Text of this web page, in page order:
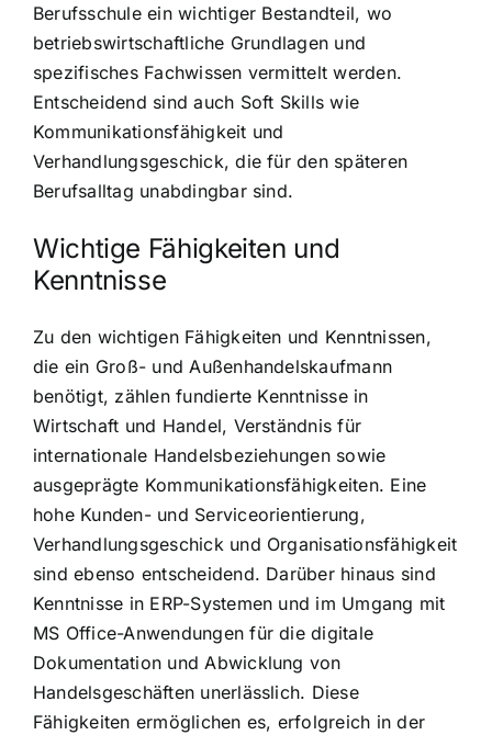
Berufsschule ein wichtiger Bestandteil, wo
betriebswirtschaftliche Grundlagen und
spezifisches Fachwissen vermittelt werden.
Entscheidend sind auch Soft Skills wie
Kommunikationsfähigkeit und
Verhandlungsgeschick, die für den späteren
Berufsalltag unabdingbar sind.
Wichtige Fähigkeiten und
Kenntnisse
Zu den wichtigen Fähigkeiten und Kenntnissen,
die ein Groß- und Außenhandelskaufmann
benötigt, zählen fundierte Kenntnisse in
Wirtschaft und Handel, Verständnis für
internationale Handelsbeziehungen sowie
ausgeprägte Kommunikationsfähigkeiten. Eine
hohe Kunden- und Serviceorientierung,
Verhandlungsgeschick und Organisationsfähigkeit
sind ebenso entscheidend. Darüber hinaus sind
Kenntnisse in ERP-Systemen und im Umgang mit
MS Office-Anwendungen für die digitale
Dokumentation und Abwicklung von
Handelsgeschäften unerlässlich. Diese
Fähigkeiten ermöglichen es, erfolgreich in der